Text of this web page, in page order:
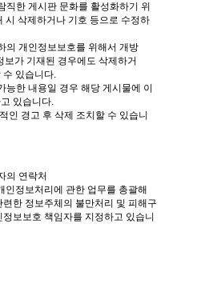
직한 게시판 문화를 활성화하기 위
시 삭제하거나 기호 등으로 수정하
의 개인정보보호를 위해서 개방
가 기재된 경우에도 삭제하거
수 있습니다.
한 내용일 경우 해당 게시물에 이
있습니다.
인 경고 후 삭제 조치할 수 있습니
의 연락처
인정보처리에 관한 업무를 총괄해
한 정보주체의 불만처리 및 피해구
보보호 책임자를 지정하고 있습니